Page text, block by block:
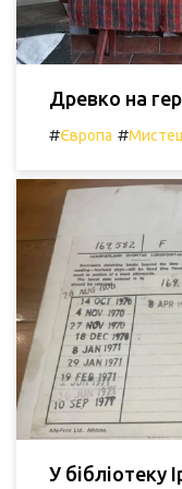
Древко на
#Європа #
У бібліотеку